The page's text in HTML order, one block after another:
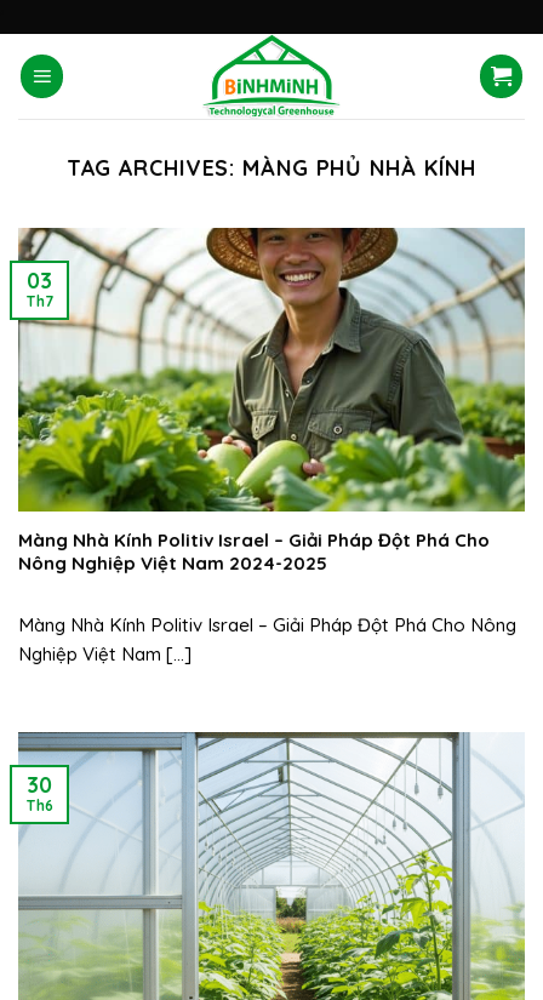
content
TAG ARCHIVES: MÀNG PHỦ NHÀ KÍNH
Màng Nhà Kính Politiv Israel – Giải Pháp Đột Phá Cho
Nông Nghiệp Việt Nam 2024-2025
Màng Nhà Kính Politiv Israel – Giải Pháp Đột Phá Cho Nông
Nghiệp Việt Nam [...]
03
Th7
30
Th6